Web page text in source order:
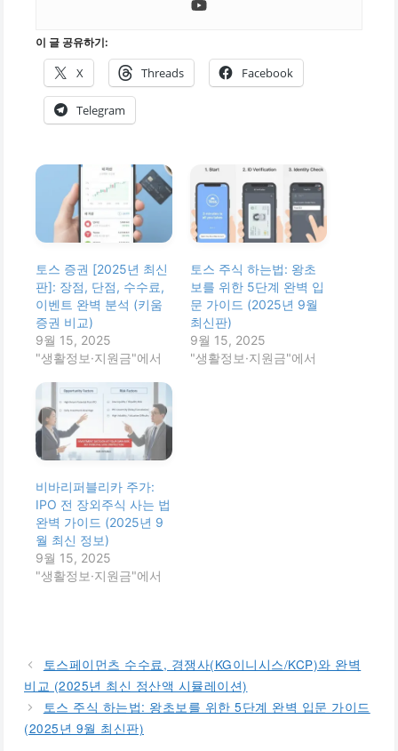
이 글 공유하기:
X Threads Facebook
Telegram
토스 증권 [2025년 최신
판]: 장점, 단점, 수수료,
이벤트 완벽 분석 (키움
증권 비교)
9월 15, 2025
"생활정보·지원금"에서
토스 주식 하는법: 왕초
보를 위한 5단계 완벽 입
문 가이드 (2025년 9월
최신판)
9월 15, 2025
"생활정보·지원금"에서
비바리퍼블리카 주가:
IPO 전 장외주식 사는 법
완벽 가이드 (2025년 9
월 최신 정보)
9월 15, 2025
"생활정보·지원금"에서
토스페이먼츠 수수료, 경쟁사(KG이니시스/KCP)와 완벽
비교 (2025년 최신 정산액 시뮬레이션)
토스 주식 하는법: 왕초보를 위한 5단계 완벽 입문 가이드
(2025년 9월 최신판)